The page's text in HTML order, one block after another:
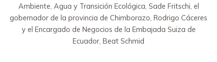
Ambiente, Agua y Transición Ecológica, Sade Fritschi, el
gobernador de la provincia de Chimborazo, Rodrigo Cáceres
y el Encargado de Negocios de la Embajada Suiza de
Ecuador, Beat Schmid